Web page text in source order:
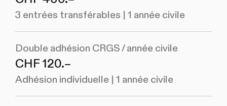
3 entrées transférables | 1 année civile
Double adhésion CRGS / année civile
CHF 120.–
Adhésion individuelle | 1 année civile